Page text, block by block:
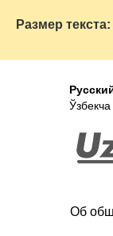
Размер текста:
Ўзбекча
Об